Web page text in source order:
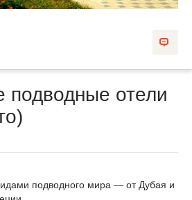
подводные отели
подводного мира — от Дубая и